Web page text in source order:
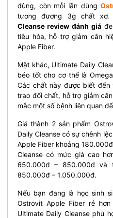
dùng, còn mỗi lần dùng
tương đương 3g chất xơ.
Cleanse review đánh giá
tiêu hóa, hỗ trợ giảm cân
Apple Fiber.
Mặt khác, Ultimate Daily
béo tốt cho cơ thể là
Các chất này được biết
trao đổi chất, hỗ trợ giảm
mắc một số bệnh liên quan
Giá thành 2 sản phẩm
Daily Cleanse có sự chênh
Apple Fiber khoảng
Cleanse có mức giá cao
650.000đ – 850.000đ và
850.000đ – 1.050.000đ.
Nếu bạn đang là học sinh
Ostrovit Apple Fiber rẻ
Ultimate Daily Cleanse phù